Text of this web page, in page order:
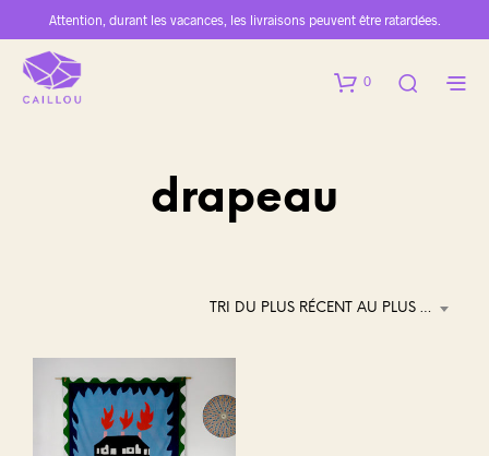
Attention, durant les vacances, les livraisons peuvent être ratardées.
0
drapeau
TRI DU PLUS RÉCENT AU PLUS ANCIEN